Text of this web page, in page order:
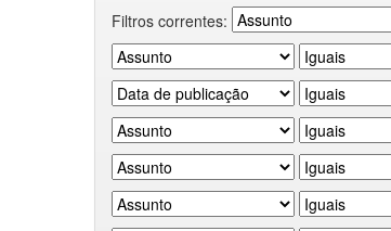
Filtros correntes: